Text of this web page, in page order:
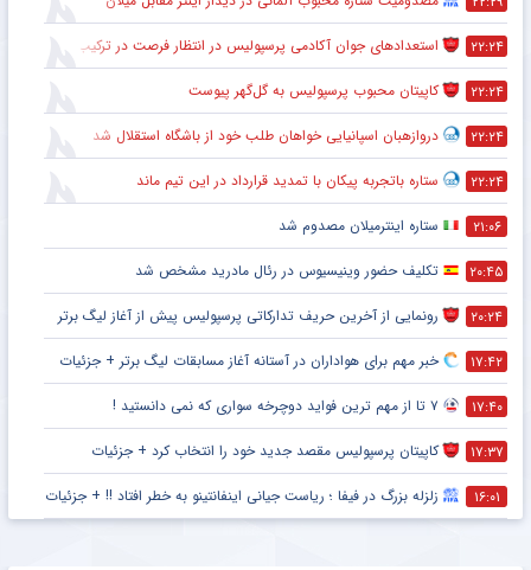
۹:۵۲ تلاش‌های ناموفق استقلال برای رفع محدودیت نقل‌وانتقالاتی
۹:۴۸ انتخاب ستاره محبوب هواداران پرسپولیس به عنوان دستیار بهادر عبدی
۹:۴۵ عملکرد تهاجمی پرسپولیس در پیش‌فصل لیگ برتر
۹:۴۲ تأکید ستاره جدید گل‌گهر بر حرفه‌ای بودن این باشگاه
۹:۳۷ تکمیل کادرفنی پرسپولیس بدون حضور مربی جدید
۹:۳۲ ستاره جوان پرسپولیس یکی از گزینه‌های جدایی
۲۲:۲۹ مصدومیت ستاره محبوب آلمانی در دیدار اینتر مقابل میلان
۲۲:۲۴ استعدادهای جوان آکادمی پرسپولیس در انتظار فرصت در ترکیب اصلی
۲۲:۲۴ کاپیتان محبوب پرسپولیس به گل‌گهر پیوست
۲۲:۲۴ دروازهبان اسپانیایی خواهان طلب خود از باشگاه استقلال شد
۲۲:۲۴ ستاره باتجربه پیکان با تمدید قرارداد در این تیم ماند
۲۱:۰۶ ستاره اینترمیلان مصدوم شد